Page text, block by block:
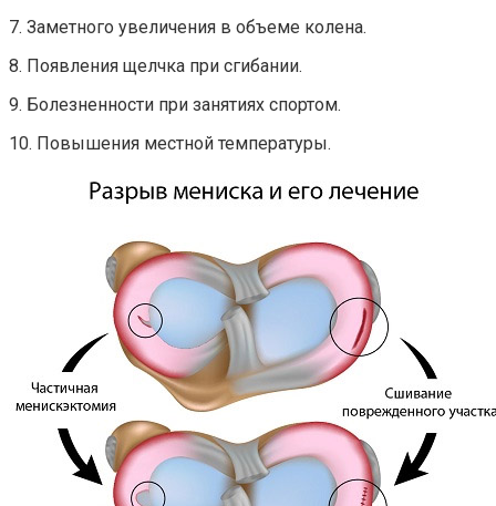
7. Заметного увеличения в объеме колена.
8. Появления щелчка при сгибании.
9. Болезненности при занятиях спортом.
10. Повышения местной температуры.